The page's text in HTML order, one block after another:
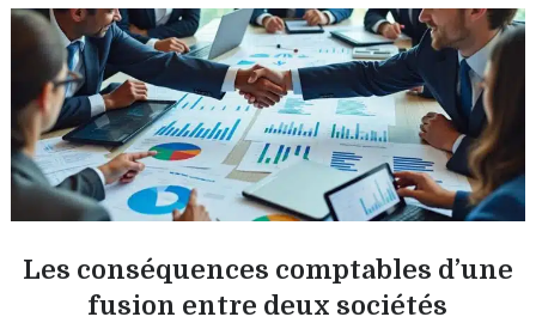
Les conséquences comptables d’une
fusion entre deux sociétés